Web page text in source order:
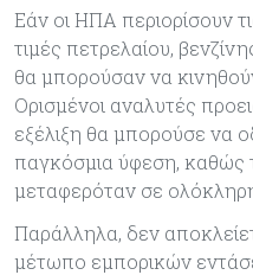
Εάν οι ΗΠΑ περιορίσουν
τιμές πετρελαίου,
θα μπορούσαν να
Ορισμένοι αναλυτές
εξέλιξη θα μπορούσε να
παγκόσμια ύφεση, καθώς
μεταφερόταν σε
Παράλληλα, δεν
μέτωπο εμπορικών